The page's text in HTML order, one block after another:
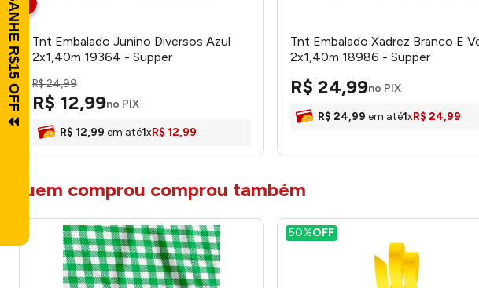
Tnt Embalado Junino Diversos Azul
2x1,40m 19364 - Supper
R$24,99
R$ 12,99no PIX
R$ 12,99 em até1xR$ 12,99
Tnt Embalado Xadrez Branco E
2x1,40m 18986 - Supper
R$ 24,99no PIX
R$ 24,99 em até1xR$ 24,99
quem comprou comprou também
50%OFF